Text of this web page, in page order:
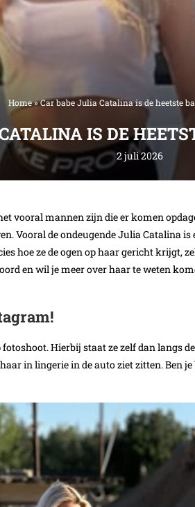
Home»Car babe Julia Catalina is de heetste
IS DE
2 juli 2026
vooral mannen zijn die er komen
Vooral de ondeugende Julia Catalina is
hoe ze de ogen op haar gericht krijgt,
en wil je meer over haar te weten
Hierbij staat ze zelf dan langs
in lingerie in de auto ziet zitten. Ben je